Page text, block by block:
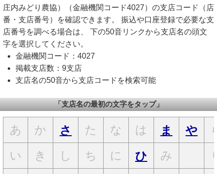
庄内みどり農協）（金融機関コード4027）の支店コード（店
番・支店番号）を確認できます。 振込や口座登録で必要な支
店番号を調べる場合は、 下の50音リンクから支店名の頭文
字を選択してください。
金融機関コード：4027
掲載支店数：9支店
支店名の50音から支店コードを検索可能
「支店名の最初の文字をタップ」
あ か さ た な は ま や
い
き し ち に ひ み